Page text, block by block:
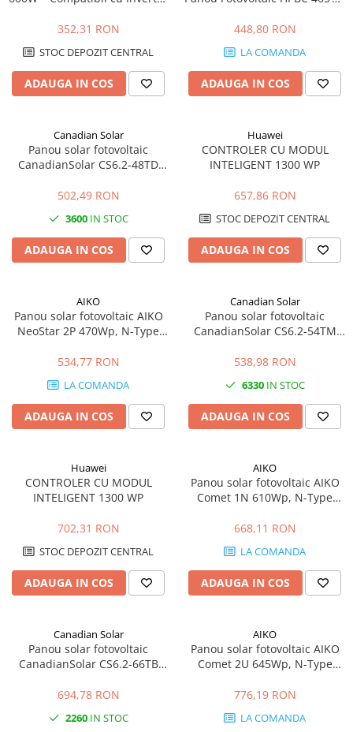
Cabluri aluminiu armat
Cabluri aluminiu coaxial
bransament
Cabluri aluminiu nearmat
Cabluri aluminiu tip Enel
Cabluri energie joasa tensiune -
cupru
Cabluri cupru coaxial bransament
Cabluri cupru flexibil
Cabluri cupru nearmat
Cabluri cupru rezistente la foc
Cabluri flexibile plate
Cabluri medie tensiune
Cabluri medie tensiune aluminiu
Cabluri speciale
Conductori rigizi
Conductori rigizi cupru
Cabluri semnalizare incendiu
Cabluri semnalizare si control
Trasee electrice
Dulapuri metalice
Banda perforata
Catarame banda inox
352,31 RON
STOC DEPOZIT CENTRAL
ADAUGA IN COS
448,80 RON
LA COMANDA
ADAUGA IN COS
Canadian Solar
Panou solar fotovoltaic
CanadianSolar CS6.2-48TD
celule
502,49 RON
3600IN STOC
ADAUGA IN COS
Huawei
CONTROLER CU MODUL
INTELIGENT 1300 WP
657,86 RON
STOC DEPOZIT CENTRAL
ADAUGA IN COS
AIKO
Panou solar fotovoltaic AIKO
NeoStar 2P 470Wp, N-Type
534,77 RON
LA COMANDA
ADAUGA IN COS
Canadian Solar
Panou solar fotovoltaic
CanadianSolar CS6.2-54TM
eficienta 22,7%
538,98 RON
6330IN STOC
ADAUGA IN COS
Huawei
CONTROLER CU MODUL
INTELIGENT 1300 WP
702,31 RON
STOC DEPOZIT CENTRAL
ADAUGA IN COS
AIKO
Panou solar fotovoltaic AIKO
Comet 1N 610Wp, N-Type
668,11 RON
LA COMANDA
ADAUGA IN COS
Canadian Solar
Panou solar fotovoltaic
CanadianSolar CS6.2-66TB
eficienta 23,3%
694,78 RON
2260IN STOC
AIKO
Panou solar fotovoltaic AIKO
Comet 2U 645Wp, N-Type
776,19 RON
LA COMANDA